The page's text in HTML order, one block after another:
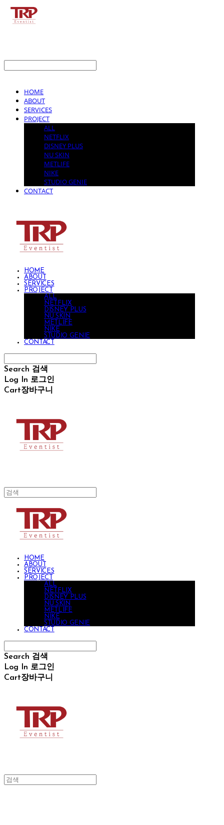
HOME
ABOUT
SERVICES
PROJECT
ALL
NETFLIX
DISNEY PLUS
NU SKIN
METLIFE
NIKE
STUDIO GENIE
CONTACT
HOME
ABOUT
SERVICES
PROJECT
ALL
NETFLIX
DISNEY PLUS
NU SKIN
METLIFE
NIKE
STUDIO GENIE
CONTACT
Search 검색
Log In 로그인
Cart장바구니
HOME
ABOUT
SERVICES
PROJECT
ALL
NETFLIX
DISNEY PLUS
NU SKIN
METLIFE
NIKE
STUDIO GENIE
CONTACT
Search 검색
Log In 로그인
Cart장바구니